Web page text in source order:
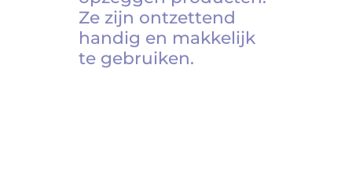
Ze zijn ontzettend
handig en makkelijk
te gebruiken.